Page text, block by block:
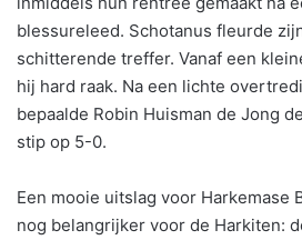
blessureleed. Schotanus fleurde
schitterende treffer. Vanaf een
hij hard raak. Na een lichte
bepaalde Robin Huisman de Jong
stip op 5-0.
Een mooie uitslag voor Harkemase
nog belangrijker voor de Harkiten: